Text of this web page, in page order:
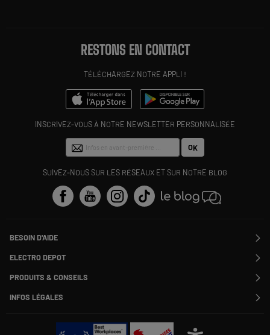
RESTONS EN CONTACT
TÉLÉCHARGEZ NOTRE APPLI !
INSCRIVEZ-VOUS À NOTRE NEWSLETTER PERSONNALISÉE
OK
SUIVEZ-NOUS SUR LES RÉSEAUX ET SUR NOTRE BLOG
BESOIN D'AIDE
Suivre ma commande
Modifier ou annuler ma commande
SAV
Payer en plusieurs fois
ELECTRO DEPOT
Rejoignez-nous !
PRODUITS & CONSEILS
Nos marques
Les avis du site
Le moins cher
INFOS LÉGALES
Politique cookies